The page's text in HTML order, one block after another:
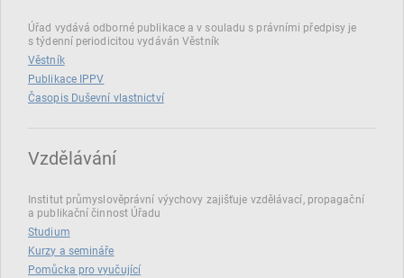
Úřad vydává odborné publikace a v souladu s právními předpisy je
s týdenní periodicitou vydáván Věstník
Věstník
Publikace IPPV
Časopis Duševní vlastnictví
Vzdělávání
Institut průmyslověprávní výychovy zajišťuje vzdělávací, propagační
a publikační činnost Úřadu
Studium
Kurzy a semináře
Pomůcka pro vyučující